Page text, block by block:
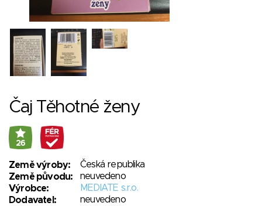
Čaj Těhotné ženy
26
Země výroby:
Česká republika
Země původu:
neuvedeno
Výrobce:
MEDIATE s.r.o.
Dodavatel:
neuvedeno